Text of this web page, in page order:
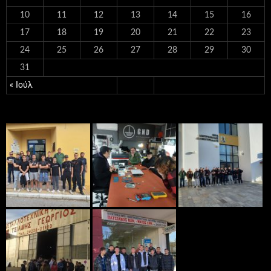
« Ιούλ
10 11 12 13 14 15 16
17 18 19 20 21 22 23
24 25 26 27 28 29 30
31